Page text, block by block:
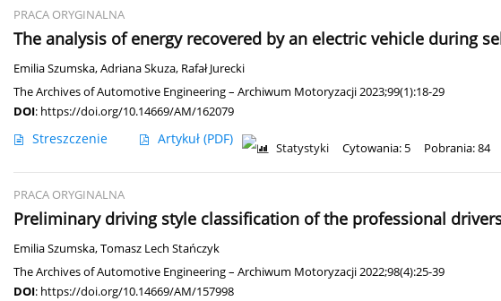
PRACA ORYGINALNA
The analysis of energy recovered by an electric vehicle during
Emilia Szumska,Adriana Skuza, Rafał Jurecki
The Archives of Automotive Engineering – Archiwum Motoryzacji 2023;99(1):18-29
DOI: https://doi.org/10.14669/AM/162079
Streszczenie Artykuł (PDF)
Statystyki Cytowania: 5 Pobrania: 84
PRACA ORYGINALNA
Preliminary driving style classification of the professional
Emilia Szumska,Tomasz Lech Stańczyk
The Archives of Automotive Engineering – Archiwum Motoryzacji 2022;98(4):25-39
DOI: https://doi.org/10.14669/AM/157998